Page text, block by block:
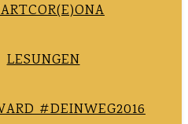
LESUNGEN
#DEINWEG2016